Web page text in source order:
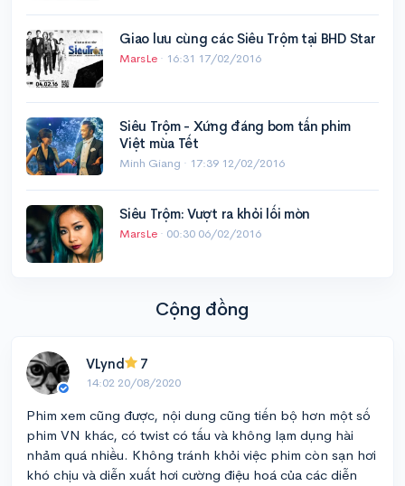
Giao lưu cùng các Siêu Trộm tại BHD Star
MarsLe · 16:31 17/02/2016
Siêu Trộm - Xứng đáng bom tấn phim
Việt mùa Tết
Minh Giang · 17:39 12/02/2016
Siêu Trộm: Vượt ra khỏi lối mòn
MarsLe · 00:30 06/02/2016
Cộng đồng
VLynd 7
14:02 20/08/2020
Phim xem cũng được, nội dung cũng tiến bộ hơn một số
phim VN khác, có twist có tấu và không lạm dụng hài
nhảm quá nhiều. Không tránh khỏi việc phim còn sạn hơi
khó chịu và diễn xuất hơi cường điệu hoá của các diễn